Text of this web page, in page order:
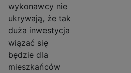
wykonawcy nie
ukrywają, że tak
duża inwestycja
wiązać się
będzie dla
mieszkańców